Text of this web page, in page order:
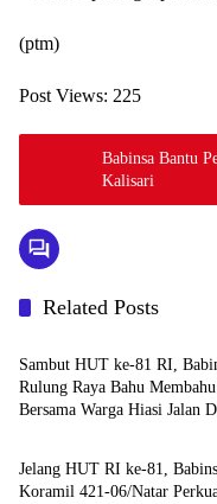
(ptm)
Post Views: 225
Babinsa Bantu
Kalisari
Related Posts
Berita
Sambut HUT ke-81 RI,
Rulung Raya Bahu Membahu
Bersama Warga Hiasi Jalan
Berita
Jelang HUT RI ke-81,
Koramil 421-06/Natar